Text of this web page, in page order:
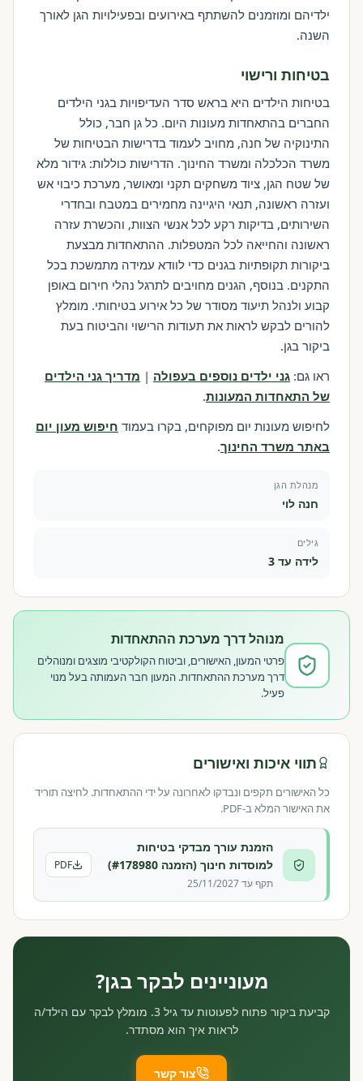
ילדיהם ומוזמנים להשתתף באירועים ובפעילויות הגן לאורך
השנה.
בטיחות ורישוי
בטיחות הילדים היא בראש סדר העדיפויות בגני הילדים
החברים בהתאחדות מעונות היום. כל גן חבר, כולל
התינוקיה של חנה, מחויב לעמוד בדרישות הבטיחות של
משרד הכלכלה ומשרד החינוך. הדרישות כוללות: גידור מלא
של שטח הגן, ציוד משחקים תקני ומאושר, מערכת כיבוי אש
ועזרה ראשונה, תנאי היגיינה מחמירים במטבח ובחדרי
השירותים, בדיקות רקע לכל אנשי הצוות, והכשרת עזרה
ראשונה והחייאה לכל המטפלות. ההתאחדות מבצעת
ביקורות תקופתיות בגנים כדי לוודא עמידה מתמשכת בכל
התקנים. בנוסף, הגנים מחויבים לתרגל נהלי חירום באופן
קבוע ולנהל תיעוד מסודר של כל אירוע בטיחותי. מומלץ
להורים לבקש לראות את תעודות הרישוי והביטוח בעת
ביקור בגן.
ראו גם: גני ילדים נוספים בעפולה | מדריך גני הילדים
של התאחדות המעונות.
לחיפוש מעונות יום מפוקחים, בקרו בעמוד חיפוש מעון יום
באתר משרד החינוך.
מנהלת הגן
חנה לוי
גילים
לידה עד 3
מנוהל דרך מערכת ההתאחדות
פרטי המעון, האישורים, וביטוח הקולקטיבי מוצגים ומנוהלים
דרך מערכת ההתאחדות. המעון חבר העמותה בעל מנוי
פעיל.
תווי איכות ואישורים
כל האישורים תקפים ונבדקו לאחרונה על ידי ההתאחדות. לחיצה תוריד
את האישור המלא ב-PDF.
הזמנת עורך מבדקי בטיחות
למוסדות חינוך (הזמנה #178980)
תקף עד 25/11/2027
PDF
מעוניינים לבקר בגן?
קביעת ביקור פתוח לפעוטות עד גיל 3. מומלץ לבקר עם הילד/ה
לראות איך הוא מסתדר.
צור קשר